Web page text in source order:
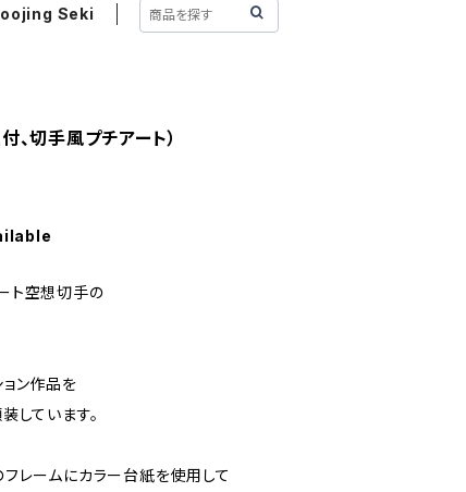
Seki
切手風プチアート）
ト空想切手の
ン作品を
しています。
レームにカラー台紙を使用して